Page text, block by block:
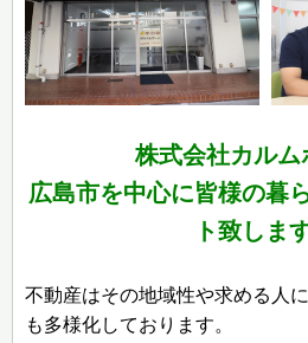
株式会社カルム
広島市を中心に皆様の暮
ト致しま
不動産はその地域性や求める人
も多様化しております。